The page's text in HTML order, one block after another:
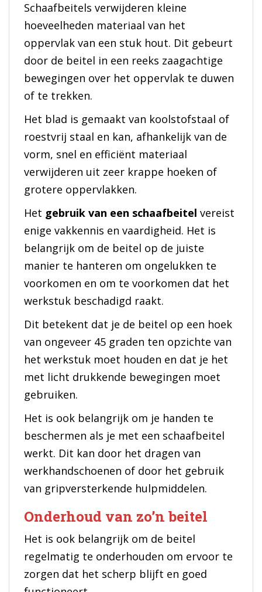
Schaafbeitels verwijderen kleine
hoeveelheden materiaal van het
oppervlak van een stuk hout. Dit gebeurt
door de beitel in een reeks zaagachtige
bewegingen over het oppervlak te duwen
of te trekken.
Het blad is gemaakt van koolstofstaal of
roestvrij staal en kan, afhankelijk van de
vorm, snel en efficiënt materiaal
verwijderen uit zeer krappe hoeken of
grotere oppervlakken.
Het gebruik van een schaafbeitel vereist
enige vakkennis en vaardigheid. Het is
belangrijk om de beitel op de juiste
manier te hanteren om ongelukken te
voorkomen en om te voorkomen dat het
werkstuk beschadigd raakt.
Dit betekent dat je de beitel op een hoek
van ongeveer 45 graden ten opzichte van
het werkstuk moet houden en dat je het
met licht drukkende bewegingen moet
gebruiken.
Het is ook belangrijk om je handen te
beschermen als je met een schaafbeitel
werkt. Dit kan door het dragen van
werkhandschoenen of door het gebruik
van gripversterkende hulpmiddelen.
Onderhoud van zo’n beitel
Het is ook belangrijk om de beitel
regelmatig te onderhouden om ervoor te
zorgen dat het scherp blijft en goed